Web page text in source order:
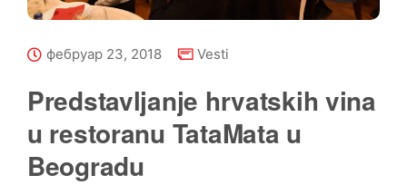
фебруар 23, 2018 Vesti
Predstavljanje hrvatskih vina
u restoranu TataMata u
Beogradu